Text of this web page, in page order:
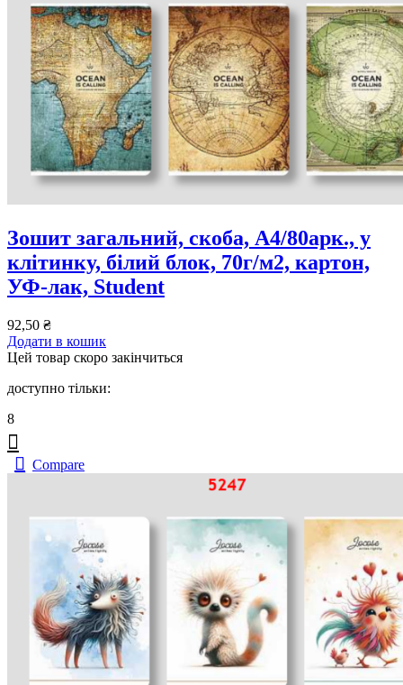
Зошит загальний, скоба, А4/80арк., у
клітинку, білий блок, 70г/м2, картон,
УФ-лак, Student
92,50 ₴
Додати в кошик
Цей товар скоро закінчиться
доступно тільки:
8
Compare